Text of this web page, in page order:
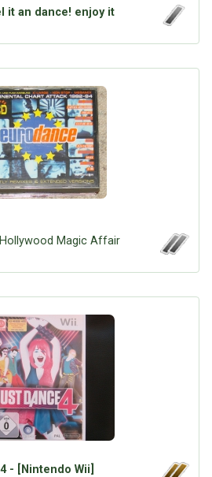
it an dance! enjoy it
Hollywood Magic Affair
- [Nintendo Wii]